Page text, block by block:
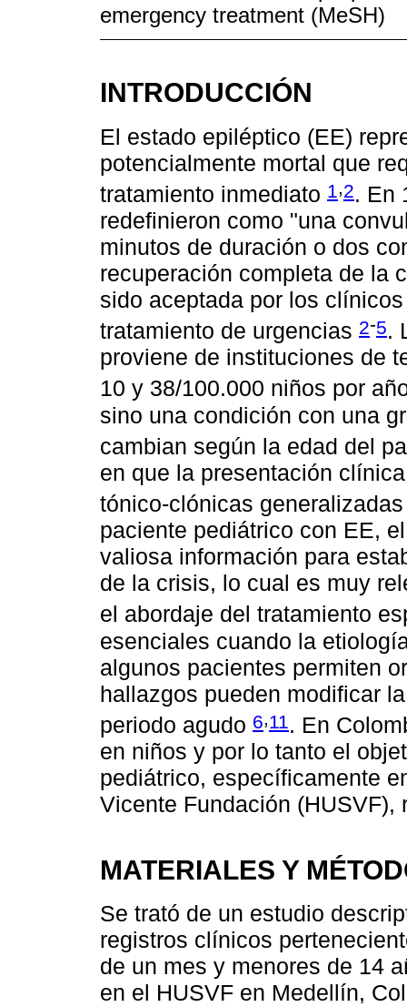
emergency treatment (MeSH)
INTRODUCCIÓN
El estado epiléptico (EE)
potencialmente mortal que
tratamiento inmediato 1,2. En
redefinieron como "una
minutos de duración o dos
recuperación completa de la
sido aceptada por los
tratamiento de urgencias 2-5.
proviene de instituciones de
10 y 38/100.000 niños por
sino una condición con una
cambian según la edad del
en que la presentación
tónico-clónicas
paciente pediátrico con EE,
valiosa información para
de la crisis, lo cual es muy
el abordaje del tratamiento
esenciales cuando la
algunos pacientes permiten
hallazgos pueden modificar
periodo agudo 6,11. En
en niños y por lo tanto el
pediátrico, específicamente
Vicente Fundación
MATERIALES Y
Se trató de un estudio
registros clínicos
de un mes y menores de 14
en el HUSVF en Medellín,